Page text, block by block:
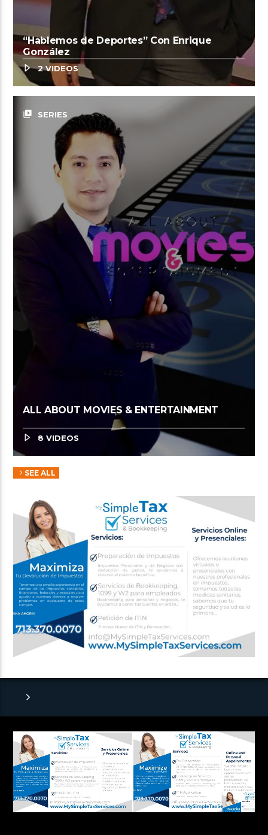
“Hablemos de Deportes” Con Enrique
González
2 VIDEOS
video_library SERIES
ALL ABOUT MOVIES & ENTERTAINMENT
8 VIDEOS
SEE ALL